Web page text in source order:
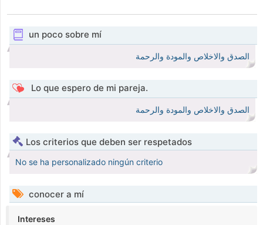
un poco sobre mí
الصدق والاخلاص والمودة والرحمة
Lo que espero de mi pareja.
الصدق والاخلاص والمودة والرحمة
Los criterios que deben ser respetados
No se ha personalizado ningún criterio
conocer a mí
Intereses